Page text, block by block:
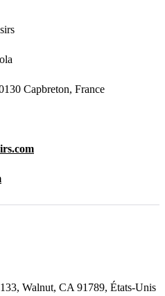
Capbreton, France
Walnut, CA 91789, États-Unis